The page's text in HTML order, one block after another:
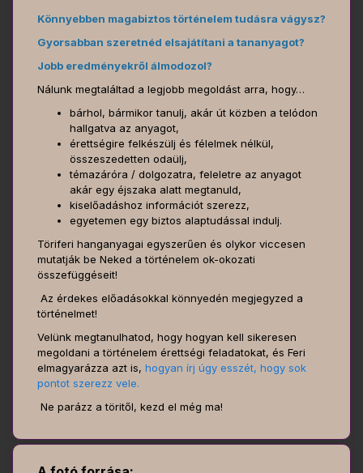
Könnyebben magabiztos történelem tudásra vágysz?
Gyorsabban szeretnéd elsajátítani a tananyagot?
Jobb eredményekről álmodozol?
Nálunk megtaláltad a legjobb megoldást arra, hogy…
bárhol, bármikor tanulj, akár út közben a telódon
hallgatva az anyagot,
érettségire felkészülj és félelmek nélkül,
összeszedetten odaülj,
témazáróra / dolgozatra, feleletre az anyagot
akár egy éjszaka alatt megtanuld,
kiselőadáshoz információt szerezz,
egyetemen egy biztos alaptudással indulj.
Töriferi hanganyagai egyszerűen és olykor viccesen
mutatják be Neked a történelem ok-okozati
összefüggéseit!
Az érdekes előadásokkal könnyedén megjegyzed a
történelmet!
Velünk megtanulhatod, hogy hogyan kell sikeresen
megoldani a történelem érettségi feladatokat, és Feri
elmagyarázza azt is, hogyan írj úgy esszét, hogy sok
pontot szerezz vele.
Ne parázz a töritől, kezd el még ma!